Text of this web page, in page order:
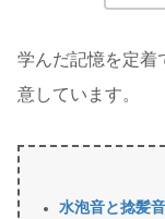
学んだ記憶を定着
意しています。
水泡音と捻髪